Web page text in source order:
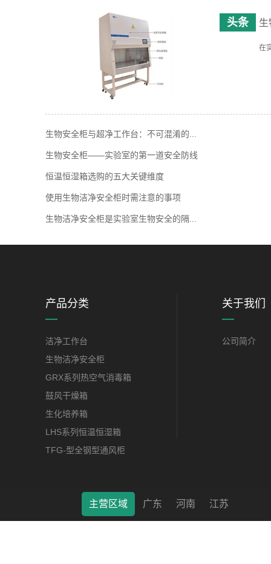
生
在
生物安全柜与超净工作台：不可混淆的...
生物安全柜——实验室的第一道安全防线
恒温恒湿箱选购的五大关键维度
使用生物洁净安全柜时需注意的事项
生物洁净安全柜是实验室生物安全的隔...
产品分类
洁净工作台
生物洁净安全柜
GRX系列热空气消毒箱
鼓风干燥箱
生化培养箱
LHS系列恒温恒湿箱
TFG-型全钢型通风柜
关于我们
公司简介
莱特（南通）科学仪器有限公司 © 2022 版权所有 备案号
主营区域 广东 河南 江苏